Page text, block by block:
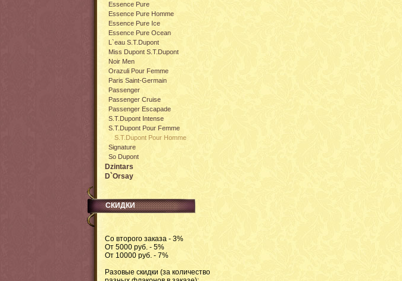
Essence Pure
Essence Pure Homme
Essence Pure Ice
Essence Pure Ocean
L`eau S.T.Dupont
Miss Dupont S.T.Dupont
Noir Men
Orazuli Pour Femme
Paris Saint-Germain
Passenger
Passenger Cruise
Passenger Escapade
S.T.Dupont Intense
S.T.Dupont Pour Femme
S.T.Dupont Pour Homme
Signature
So Dupont
Dzintars
D`Orsay
СКИДКИ
Со второго заказа - 3%
От 5000 руб. - 5%
От 10000 руб. - 7%
Разовые скидки (за количество